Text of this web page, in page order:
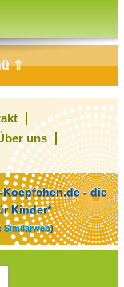
⇧
uns
Koepfchen.de - die
Kinder*
Similarweb)